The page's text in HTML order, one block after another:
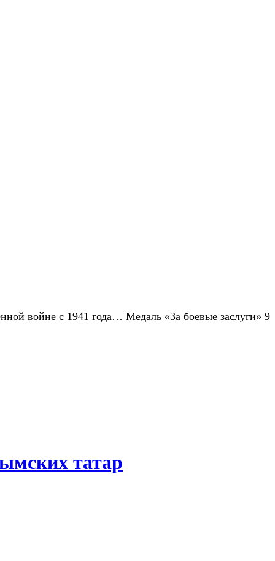
войне с 1941 года… Медаль «За боевые заслуги» 9
татар